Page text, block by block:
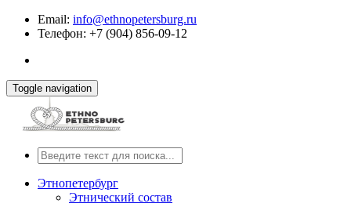
Email: info@ethnopetersburg.ru
Телефон: +7 (904) 856-09-12
Toggle navigation
Этнопетербург
Этнический состав